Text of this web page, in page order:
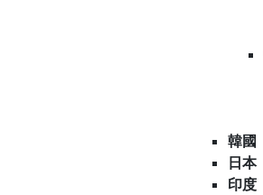
韓國
日本
印度